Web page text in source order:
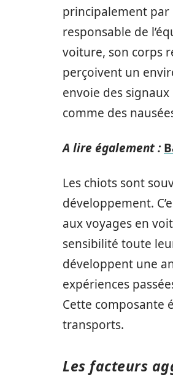
principalement par
responsable de
voiture, son corps
perçoivent un
envoie des
comme des
A lire également :
Les chiots sont
développement.
aux voyages en
sensibilité toute
développent une
expériences
Cette composante
transports.
Les facteurs